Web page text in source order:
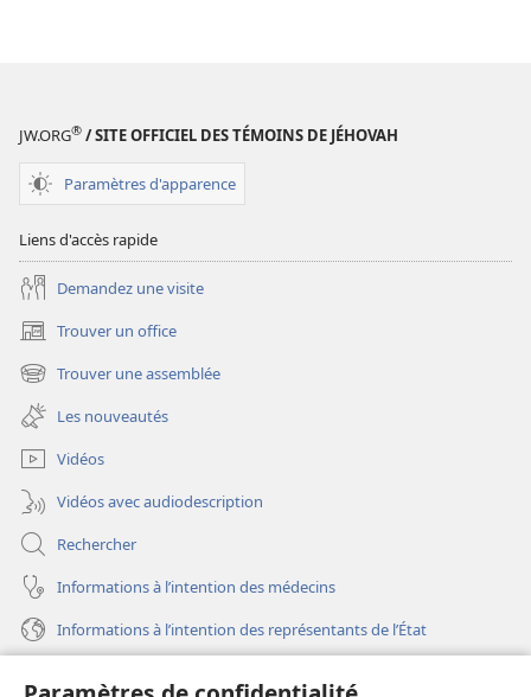
REVUES
JW.ORG® / SITE OFFICIEL DES TÉMOINS DE JÉHOVAH
Paramètres d'apparence
Liens d'accès rapide
Demandez une visite
Trouver un office
(ouvre
une
nouvelle
fenêtre)
Trouver une assemblée
(ouvre
une
nouvelle
fenêtre)
Les nouveautés
Vidéos
Vidéos avec audiodescription
Rechercher
Informations à l’intention des médecins
Informations à l’intention des représentants de l’État